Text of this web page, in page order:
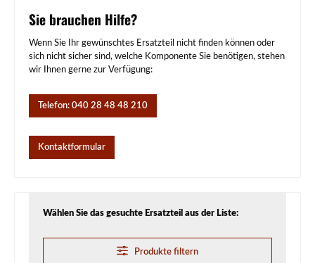
Sie brauchen Hilfe?
Wenn Sie Ihr gewünschtes Ersatzteil nicht finden können oder
sich nicht sicher sind, welche Komponente Sie benötigen, stehen
wir Ihnen gerne zur Verfügung:
Telefon: 040 28 48 48 210
Kontaktformular
Wählen Sie das gesuchte Ersatzteil aus der Liste:
Produkte filtern